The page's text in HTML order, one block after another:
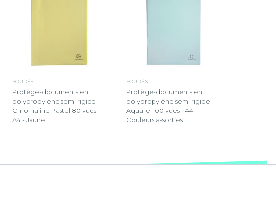
SOUDÉS
Protège-documents en
polypropylène semi rigide
Chromaline Pastel 80 vues -
A4 - Jaune
SOUDÉS
Protège-documents en
polypropylène semi rigide
Aquarel 100 vues - A4 -
Couleurs assorties